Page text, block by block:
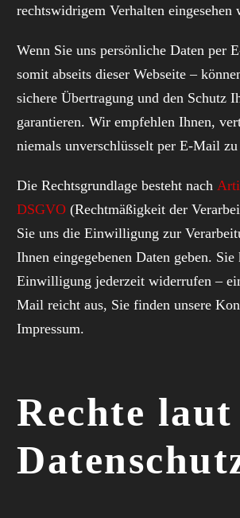
rechtswidrigem Verhalten eingesehen
Wenn Sie uns persönliche Daten per
somit abseits dieser Webseite –
sichere Übertragung und den Schutz
garantieren. Wir empfehlen Ihnen,
niemals unverschlüsselt per E-Mail
Die Rechtsgrundlage besteht nach
DSGVO (Rechtmäßigkeit der
Sie uns die Einwilligung zur
Ihnen eingegebenen Daten geben. Sie
Einwilligung jederzeit widerrufen –
Mail reicht aus, Sie finden unsere
Impressum.
Rechte laut